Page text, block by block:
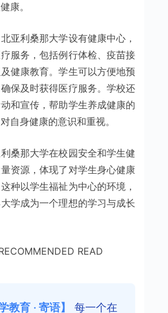
康。
亚利桑那大学设有健康中心，
服务，包括例行体检、疫苗接
健康教育。学生可以方便地预
保及时获得医疗服务。学校还
和宣传，帮助学生养成健康的
自身健康的意识和重视。
桑那大学在校园安全和学生健
资源，体现了对学生身心健康
种以学生福祉为中心的环境，
学成为一个理想的学习与成长
READ
教育 · 寄语】
每一个在